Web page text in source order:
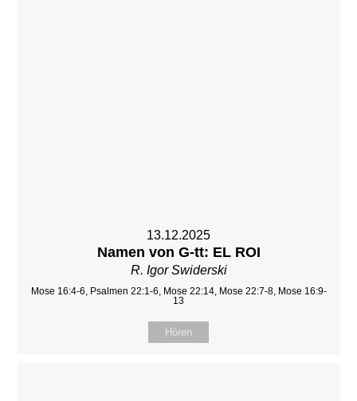
13.12.2025
Namen von G-tt: EL ROI
R. Igor Swiderski
Mose 16:4-6, Psalmen 22:1-6, Mose 22:14, Mose 22:7-8, Mose 16:9-
13
Hören